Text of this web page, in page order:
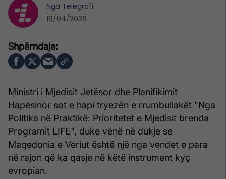
Ministri i Mjedisit Jetësor dhe Planifikimit
Hapësinor sot e hapi tryezën e rrumbullakët "Nga
Politika në Praktikë: Prioritetet e Mjedisit brenda
Programit LIFE", duke vënë në dukje se
Maqedonia e Veriut është një nga vendet e para
në rajon që ka qasje në këtë instrument kyç
evropian.
Nga Telegrafi
16/04/2026